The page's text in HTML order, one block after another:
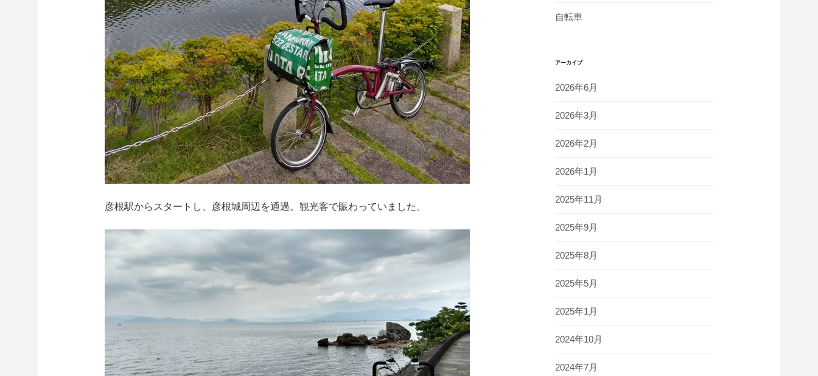
彦根駅からスタートし、彦根城周辺を通過。観光客で賑わっていました。
自転車
アーカイブ
2026年6月
2026年3月
2026年2月
2026年1月
2025年11月
2025年9月
2025年8月
2025年5月
2025年1月
2024年10月
2024年7月